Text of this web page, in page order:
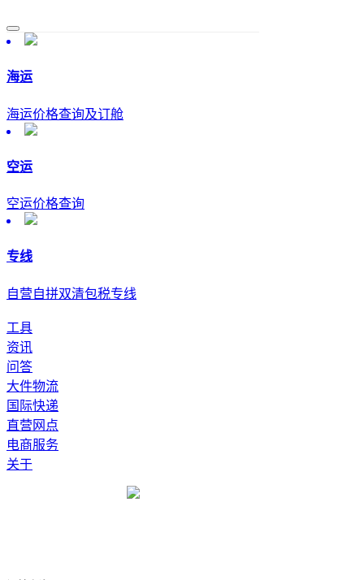
海运
海运价格查询及订舱
空运
空运价格查询
专线
自营自拼双清包税专线
工具
资讯
问答
大件物流
国际快递
直营网点
电商服务
关于